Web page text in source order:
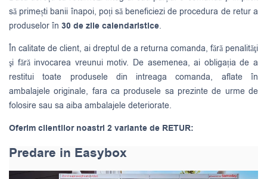
să primești banii înapoi, poți să beneficiezi de procedura de retur a
produselor în 30 de zile calendaristice.
În calitate de client, ai dreptul de a returna comanda, fără penalităţi
şi fără invocarea vreunui motiv. De asemenea, ai obligația de a
restitui toate produsele din intreaga comanda, aflate în
ambalajele originale, fara ca produsele sa prezinte de urme de
folosire sau sa aiba ambalajele deteriorate.
Oferim clientilor noastri 2 variante de RETUR:
Predare in Easybox